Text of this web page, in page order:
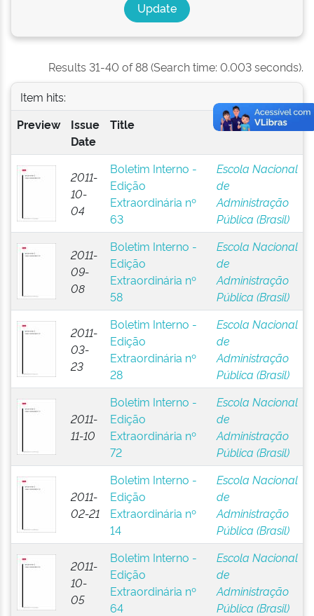
Results 31-40 of 88 (Search time: 0.003 seconds).
Item hits:
Preview
Issue
Date
Title Author(s)
2011-
10-
04
Boletim Interno -
Edição
Extraordinária nº
63
Escola Nacional
de
Administração
Pública (Brasil)
2011-
09-
08
Boletim Interno -
Edição
Extraordinária nº
58
Escola Nacional
de
Administração
Pública (Brasil)
2011-
03-
23
Boletim Interno -
Edição
Extraordinária nº
28
Escola Nacional
de
Administração
Pública (Brasil)
2011-
11-10
Boletim Interno -
Edição
Extraordinária nº
72
Escola Nacional
de
Administração
Pública (Brasil)
2011-
02-21
Boletim Interno -
Edição
Extraordinária nº
14
Escola Nacional
de
Administração
Pública (Brasil)
2011-
10-
05
Boletim Interno -
Edição
Extraordinária nº
64
Escola Nacional
de
Administração
Pública (Brasil)